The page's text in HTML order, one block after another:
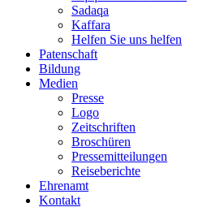
Sadaqa
Kaffara
Helfen Sie uns helfen
Patenschaft
Bildung
Medien
Presse
Logo
Zeitschriften
Broschüren
Pressemitteilungen
Reiseberichte
Ehrenamt
Kontakt